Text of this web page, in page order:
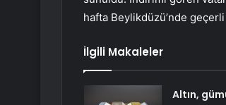
hafta Beylikdüzü’nde
İlgili Makaleler
Altın,